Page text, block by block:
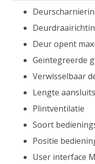
Deur opent
Geïntegreerde
Verwisselbaar
Lengte
Plintventilatie
Soort
Positie
User interface